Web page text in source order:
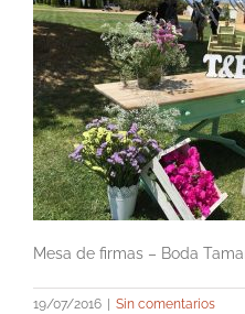
Mesa de firmas – Boda
19/07/2016 Sin comentarios